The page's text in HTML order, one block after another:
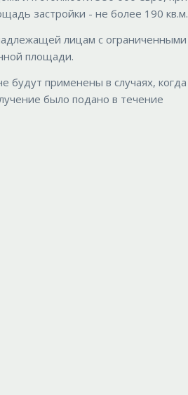
застройки - не более 190 кв.м.
лицам с ограниченными
площади.
будут применены в случаях, когда
было подано в течение